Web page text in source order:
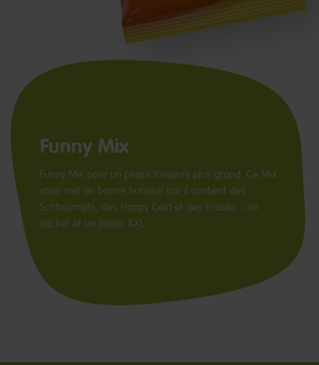
Funny Mix
Funny Mix pour un plaisir toujours plus grand. Ce Mix
vous met de bonne humeur car il contient des
Schtroumpfs, des Happy Cola et des Fraises – un
sachet et un plaisir XXL.